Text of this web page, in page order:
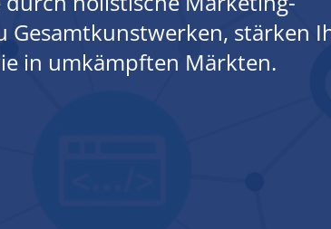
Gesamtkunstwerken, stärken
in umkämpften Märkten.